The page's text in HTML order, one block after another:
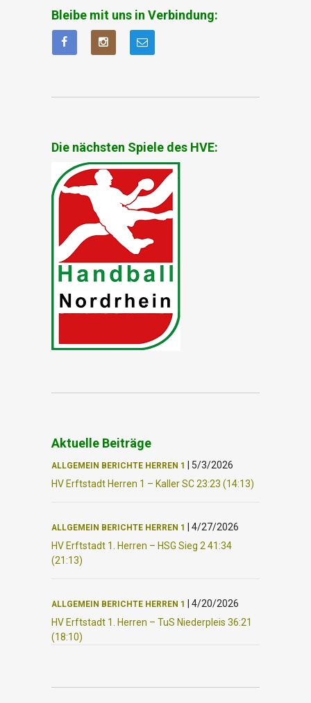
Bleibe mit uns in Verbindung:
Die nächsten Spiele des HVE:
Aktuelle Beiträge
ALLGEMEIN BERICHTE HERREN 1
5/3/2026
HV Erftstadt Herren 1 – Kaller SC 23:23 (14:13)
ALLGEMEIN BERICHTE HERREN 1
4/27/2026
HV Erftstadt 1. Herren – HSG Sieg 2 41:34
(21:13)
ALLGEMEIN BERICHTE HERREN 1
4/20/2026
HV Erftstadt 1. Herren – TuS Niederpleis 36:21
(18:10)